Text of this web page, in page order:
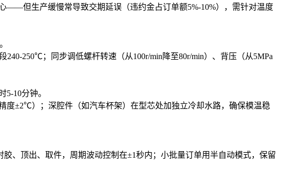
——但生产缓慢常导致交期延误（违约金占订单额5%-10%），需针对温度
250℃；同步调低螺杆转速（从100r/min降至80r/min）、背压（从5MPa
10分钟。
±2℃）；深腔件（如汽车杯架）在型芯处加独立冷却水路，确保模温稳
、顶出、取件，周期波动控制在±1秒内；小批量订单用半自动模式，保留